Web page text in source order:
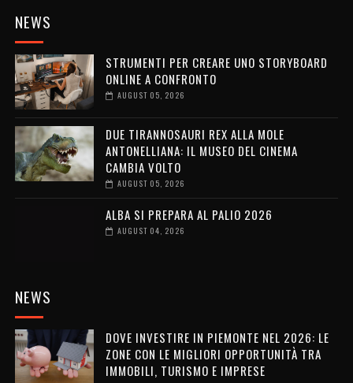
NEWS
STRUMENTI PER CREARE UNO STORYBOARD
ONLINE A CONFRONTO
AUGUST 05, 2026
DUE TIRANNOSAURI REX ALLA MOLE
ANTONELLIANA: IL MUSEO DEL CINEMA
CAMBIA VOLTO
AUGUST 05, 2026
ALBA SI PREPARA AL PALIO 2026
AUGUST 04, 2026
NEWS
DOVE INVESTIRE IN PIEMONTE NEL 2026: LE
ZONE CON LE MIGLIORI OPPORTUNITÀ TRA
IMMOBILI, TURISMO E IMPRESE